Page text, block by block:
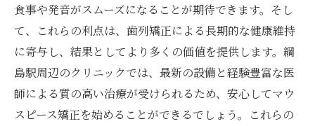
食事や発音がスムーズになることが期待できます。そし
て、これらの利点は、歯列矯正による長期的な健康維持
に寄与し、結果としてより多くの価値を提供します。綱
島駅周辺のクリニックでは、最新の設備と経験豊富な医
師による質の高い治療が受けられるため、安心してマウ
スピース矯正を始めることができるでしょう。これらの